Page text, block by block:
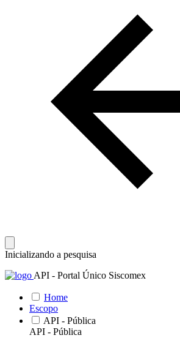
Inicializando a pesquisa
API - Portal Único Siscomex
Home
Escopo
API - Pública
API - Pública